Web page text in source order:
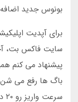
بونوس جدید
برای آپدیت
سایت فاکس بت،
پیشنهاد می کنم
سرعت واریز رو ۲۰ درصد بهتر کرد. خیلی لازم بود.